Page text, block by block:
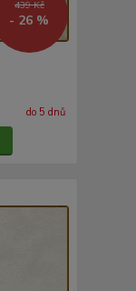
439 Kč
- 26 %
do 5 dnů